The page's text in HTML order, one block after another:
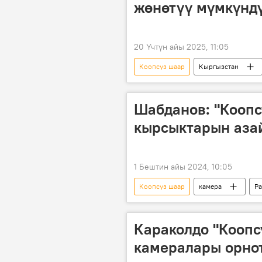
жөнөтүү
20 Үчтүн айы 2025, 11:05
Коопсуз шаар Кыргызстан
Шабданов:
кырсыктарын
1 Бештин айы 2024, 10:05
Коопсуз шаар камера
Медербек Шабданов
Караколдо
камералары